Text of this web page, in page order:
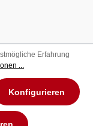
Erfahrung
...
Konfigurieren